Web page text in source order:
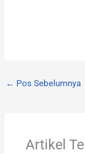
← Pos Sebelumnya
Artikel